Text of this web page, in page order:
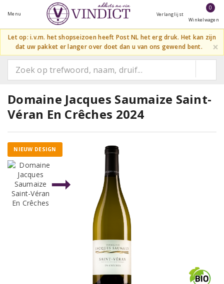
Menu Verlanglijst
0
Winkelwagen
Let op: i.v.m. het shopseizoen heeft Post NL het erg druk. Het kan zijn
dat uw pakket er langer over doet dan u van ons gewend bent.
×
Domaine Jacques Saumaize Saint-
Véran En Crêches 2024
NIEUW DESIGN